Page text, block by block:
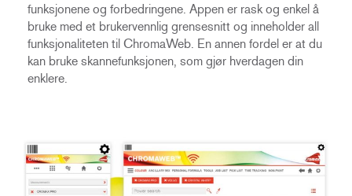
funksjonene og forbedringene. Appen er rask og enkel å
bruke med et brukervennlig grensesnitt og inneholder all
funksjonaliteten til ChromaWeb. En annen fordel er at du
kan bruke skannefunksjonen, som gjør hverdagen din
enklere.